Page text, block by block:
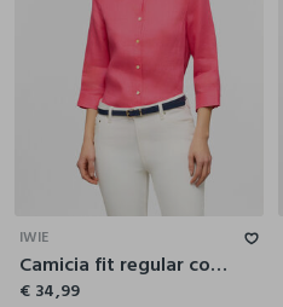
XXL
IWIE
Camicia fit regular con colletto classico in puro lino donna
€ 34,99